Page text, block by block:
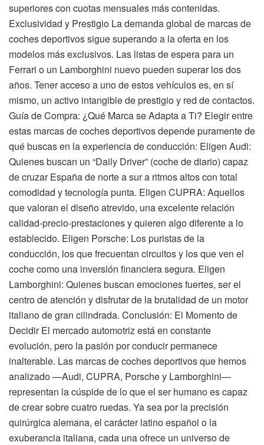
superiores con cuotas mensuales más contenidas.
Exclusividad y Prestigio La demanda global de marcas de
coches deportivos sigue superando a la oferta en los
modelos más exclusivos. Las listas de espera para un
Ferrari o un Lamborghini nuevo pueden superar los dos
años. Tener acceso a uno de estos vehículos es, en sí
mismo, un activo intangible de prestigio y red de contactos.
Guía de Compra: ¿Qué Marca se Adapta a Ti? Elegir entre
estas marcas de coches deportivos depende puramente de
qué buscas en la experiencia de conducción: Eligen Audi:
Quienes buscan un “Daily Driver” (coche de diario) capaz
de cruzar España de norte a sur a ritmos altos con total
comodidad y tecnología punta. Eligen CUPRA: Aquellos
que valoran el diseño atrevido, una excelente relación
calidad-precio-prestaciones y quieren algo diferente a lo
establecido. Eligen Porsche: Los puristas de la
conducción, los que frecuentan circuitos y los que ven el
coche como una inversión financiera segura. Eligen
Lamborghini: Quienes buscan emociones fuertes, ser el
centro de atención y disfrutar de la brutalidad de un motor
italiano de gran cilindrada. Conclusión: El Momento de
Decidir El mercado automotriz está en constante
evolución, pero la pasión por conducir permanece
inalterable. Las marcas de coches deportivos que hemos
analizado —Audi, CUPRA, Porsche y Lamborghini—
representan la cúspide de lo que el ser humano es capaz
de crear sobre cuatro ruedas. Ya sea por la precisión
quirúrgica alemana, el carácter latino español o la
exuberancia italiana, cada una ofrece un universo de